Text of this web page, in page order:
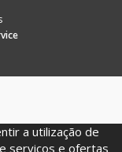
a utilização de
serviços e ofertas